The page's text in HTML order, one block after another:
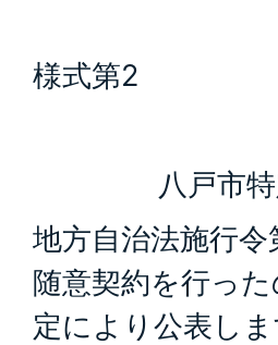
様式第2
八戸市
地方自治法施行
随意契約を行っ
定により公表しま